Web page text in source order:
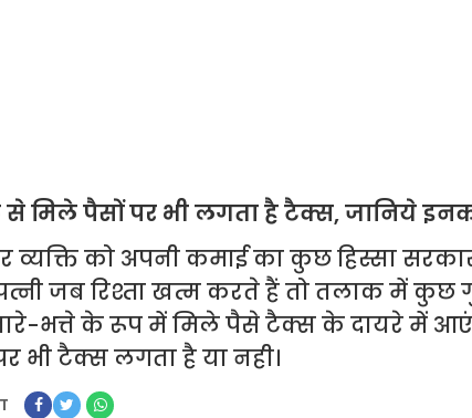
से मिले पैसों पर भी लगता है टैक्स, जानिये
व्यक्ति को अपनी कमाई का कुछ हिस्सा
जब रिश्ता खत्म करते हैं तो तलाक में कुछ
भत्ते के रूप में मिले पैसे टैक्स के दायरे में
भी टैक्स लगता है या नही।